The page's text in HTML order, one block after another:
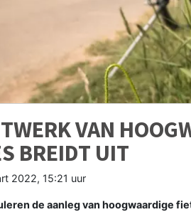
VAN
BREIDT UIT
2022, 15:21 uur
de aanleg van hoogwaardige